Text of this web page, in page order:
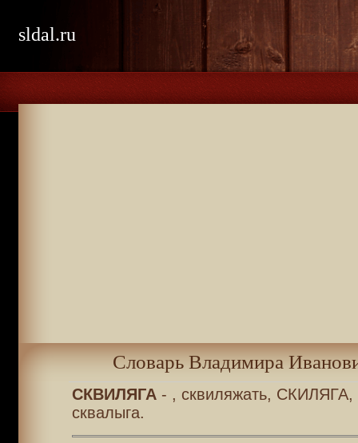
sldal.ru
Словарь Владимира
СКВИЛЯГА- , сквиляжать, СКИЛЯГА,
сквалыга.